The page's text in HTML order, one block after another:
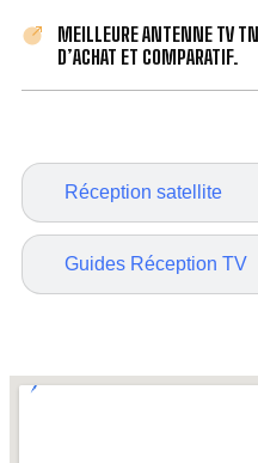
Réception satellite
Guides Réception TV
MEILLEURE ANTENNE TV
D’ACHAT ET COMPARATIF.